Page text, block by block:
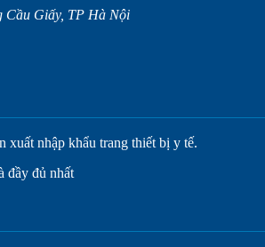
Cầu Giấy, TP Hà Nội
xuất nhập khẩu trang thiết bị y tế.
đầy đủ nhất